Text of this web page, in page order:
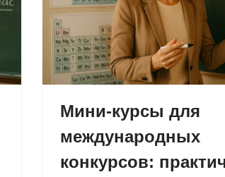
Мини-курсы для
международных
конкурсов: